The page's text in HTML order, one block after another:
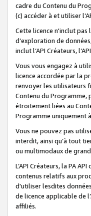
cadre du Contenu du
(c) accéder à et utiliser
Cette licence n'inclut
d’exploration de
inclut l’API Créateurs,
Vous vous engagez à
licence accordée par la
renvoyer les utilisateurs
Contenu du Programme,
étroitement liées au
Programme uniquement
Vous ne pouvez pas
interdit, ainsi qu’à tout
ou multimodaux de
L’API Créateurs, la PA
contenus relatifs aux
d'utiliser lesdites
de licence applicable de
affiliés.